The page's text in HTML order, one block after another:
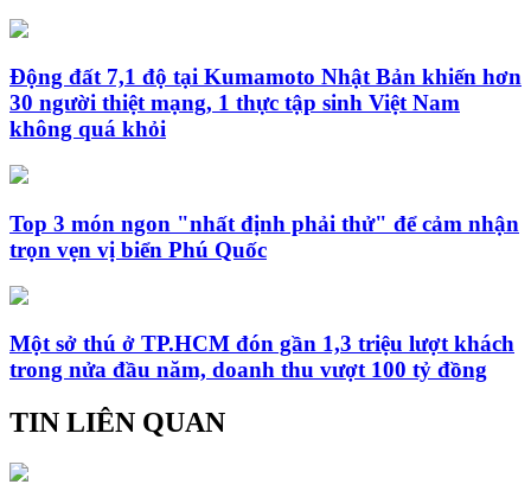
Động đất 7,1 độ tại Kumamoto Nhật Bản khiến hơn
30 người thiệt mạng, 1 thực tập sinh Việt Nam
không quá khỏi
Top 3 món ngon "nhất định phải thử" để cảm nhận
trọn vẹn vị biển Phú Quốc
Một sở thú ở TP.HCM đón gần 1,3 triệu lượt khách
trong nửa đầu năm, doanh thu vượt 100 tỷ đồng
TIN LIÊN QUAN